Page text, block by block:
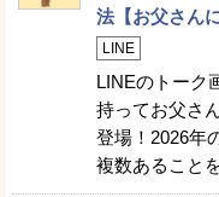
法【お父さん
LINE
LINEのトーク
持ってお父さ
登場！2026年
複数あること